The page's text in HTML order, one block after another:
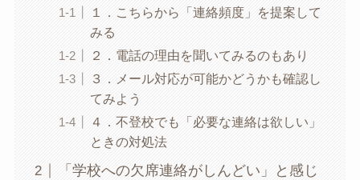
１．こちらから「連絡頻度」を提案して
みる
２．電話の理由を聞いてみるのもあり
３．メール対応が可能かどうかも確認し
てみよう
４．不登校でも「必要な連絡は欲しい」
ときの対処法
「学校への欠席連絡がしんどい」と感じ